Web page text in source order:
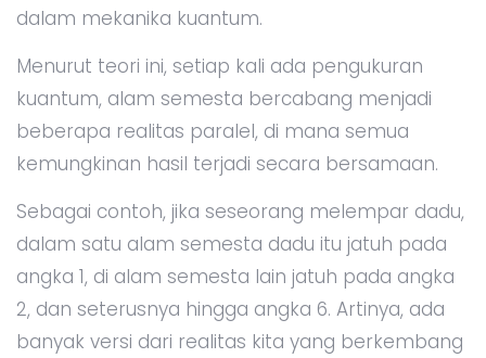
dalam mekanika kuantum.
Menurut teori ini, setiap kali ada pengukuran
kuantum, alam semesta bercabang menjadi
beberapa realitas paralel, di mana semua
kemungkinan hasil terjadi secara bersamaan.
Sebagai contoh, jika seseorang melempar dadu,
dalam satu alam semesta dadu itu jatuh pada
angka 1, di alam semesta lain jatuh pada angka
2, dan seterusnya hingga angka 6. Artinya, ada
banyak versi dari realitas kita yang berkembang